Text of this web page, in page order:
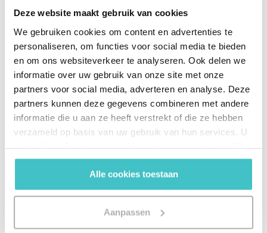
Deze website maakt gebruik van cookies
We gebruiken cookies om content en advertenties te
personaliseren, om functies voor social media te bieden
en om ons websiteverkeer te analyseren. Ook delen we
informatie over uw gebruik van onze site met onze
partners voor social media, adverteren en analyse. Deze
partners kunnen deze gegevens combineren met andere
informatie die u aan ze heeft verstrekt of die ze hebben
verzameld op basis van uw gebruik van hun services. U
gebruiken.
Alle cookies toestaan
Aanpassen
behoefte aan data governance om beleid in te
stellen en zich te houden aan datakwaliteitsnormen
zodat de bloeding van ondermaatse gegevens in je
data-gestopt worden. Het goede nieuws is dat veel
van de voorgestelde oplossingen haalbaar zijn – en
op schaal kunnen worden geautomatiseerd – met AI
en ML.
De bovenstaande aanbevelingen zijn, naast het
De oplossing en de hoofdoorzaak zijn hetzelfde: data
governance. Het is een functie waar we niet meer
zonder kunnen. Onze toenemende afhankelijkheid
van gegevens is daar het perfecte voorbeeld van.